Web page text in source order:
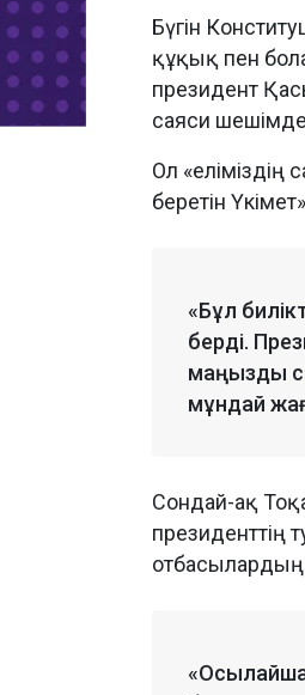
Бүгін
құқық пен
президент
саяси
Ол
беретін
«Бұл
берді.
маңызды
мұндай
Сондай-ақ
президенттің
отбасылардың
«Осылайша,